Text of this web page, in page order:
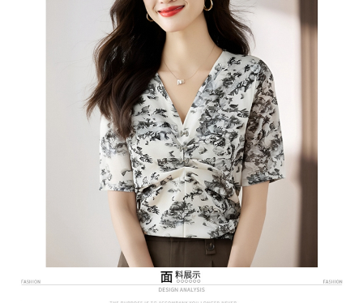
２．關於個人資料處理事宜，請瀏覽以下網址：
https://aftee.tw/terms/#terms3
３．未成年的使用者請事先徵得法定代理人或監護人之同意方可使用
「AFTEE先享後付」，若未經同意申辦者引起之損失，本公司不負相關責
４．使用「AFTEE先享後付」時，將依據個別帳號之用戶狀況，依本公司即
時審查核予不同之上限額度；若仍有額度不足之情形，本公司將視審查結果
請求用戶進行身份認證。
５．嚴禁一人註冊多個帳號或使用他人資訊註冊。若發現惡意使用之情形，
恩沛科技股份有限公司將有權停止該用戶之使用額度並採取法律行動。
每筆NT$80，滿NT$699(含以上)免運費
每筆NT$70，滿NT$699(含以上)免運費
離島-郵局寄送
每筆NT$90，滿NT$699(含以上)免運費
查看運費